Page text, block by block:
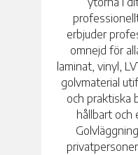
professionellt
erbjuder
omnejd för alla
laminat, vinyl, LVT
golvmaterial utifrån
och praktiska
hållbart och
Golvläggning
privatpersoner –